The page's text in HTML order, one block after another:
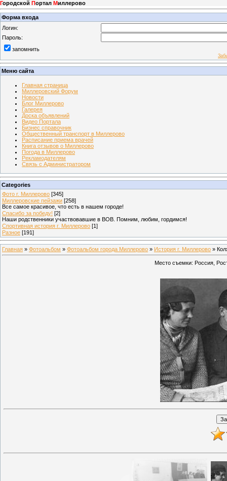
Городской Портал Миллерово
Форма входа
Логин:
Пароль:
запомнить
Меню сайта
Главная страница
Миллеровский Форум
Новости
Блог Миллерово
Галерея
Доска объявлений
Видео Портала
Бизнес справочник
Общественный транспорт в Миллерово
Расписание приема врачей
Книга отзывов о Миллерово
Погода в Миллерово
Рекламодателям
Связь с Администратором
Categories
Фото г. Миллерово [345]
Миллеровские пейзажи [258]
Все самое красивое, что есть в нашем городе!
Спасибо за победу! [2]
Наши родственники участвовавшие в ВОВ. Помним, любим, гордимся!
Спортивная история г. Миллерово [1]
Разное [191]
Главная » Фотоальбом » Фотоальбом города Миллерово » История г. Миллерово »
Место съемки: Россия,